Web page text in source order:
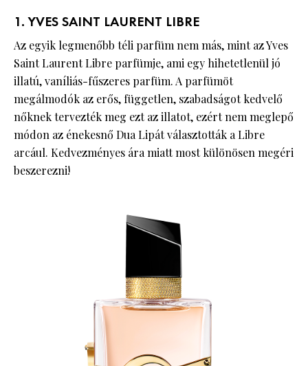
1. YVES SAINT LAURENT LIBRE
Az egyik legmenőbb téli parfüm nem más, mint az Yves
Saint Laurent Libre parfümje, ami egy hihetetlenül jó
illatú, vaníliás-fűszeres parfüm. A parfümöt
megálmodók az erős, független, szabadságot kedvelő
nőknek tervezték meg ezt az illatot, ezért nem meglepő
módon az énekesnő Dua Lipát választották a Libre
arcául. Kedvezményes ára miatt most különösen megéri
beszerezni!